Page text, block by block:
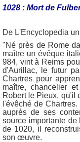
1028 : Mort de
De L'Encyclopedia
"Né près de Rome
maître un évêque
984, vint à Reims
d'Aurillac, le futur
Chartres pour
maître, chancelier
Robert le Pieux, qu'il
l'évêché de
auprès de ses
source importante
de 1020, il
son œuvre.